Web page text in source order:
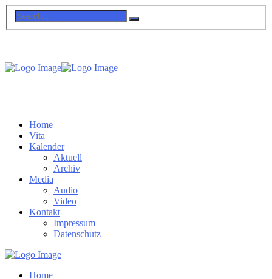
Home
Vita
Kalender
Aktuell
Archiv
Media
Audio
Video
Kontakt
Impressum
Datenschutz
Home